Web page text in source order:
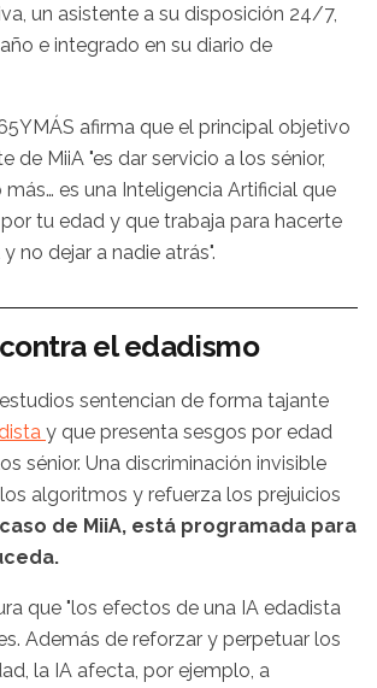
un asistente a su disposición 24/7,
e integrado en su diario de
afirma que el principal objetivo
de MiiA "es dar servicio a los sénior,
es una Inteligencia Artificial que
tu edad y que trabaja para hacerte
no dejar a nadie atrás".
el edadismo
sentencian de forma tajante
y que presenta sesgos por edad
sénior. Una discriminación invisible
algoritmos y refuerza los prejuicios
de MiiA, está programada para
que "los efectos de una IA edadista
Además de reforzar y perpetuar los
la IA afecta, por ejemplo, a